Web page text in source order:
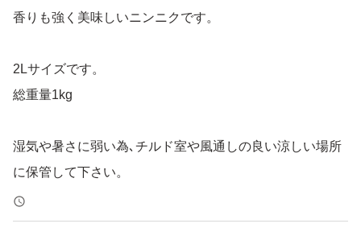
香りも強く美味しいニンニクです。
2Lサイズです。
総重量1kg
湿気や暑さに弱い為､チルド室や風通しの良い涼しい場所
に保管して下さい。
多少の皮剥け､痛んでいる物､大小ばらつきがある場合があ